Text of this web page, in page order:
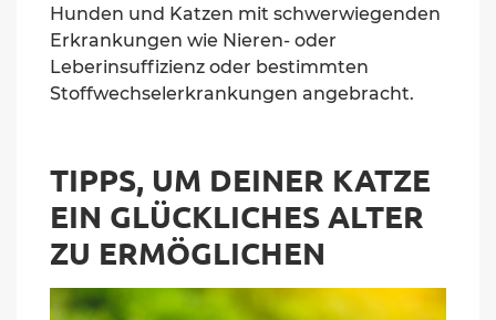
Hunden und Katzen mit schwerwiegenden
Erkrankungen wie Nieren- oder
Leberinsuffizienz oder bestimmten
Stoffwechselerkrankungen angebracht.
TIPPS, UM DEINER KATZE
EIN GLÜCKLICHES ALTER
ZU ERMÖGLICHEN